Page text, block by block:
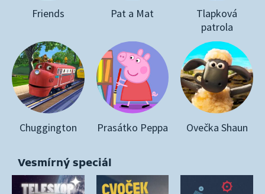
Friends Pat a Mat
Tlapková
patrola
Chuggington Prasátko Peppa Ovečka Shaun
Vesmírný speciál